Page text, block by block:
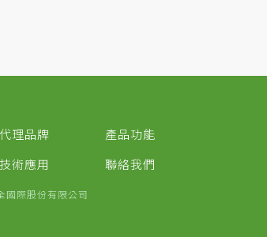
代理品牌
產品功能
技術應用 聯絡我們
際股份有限公司